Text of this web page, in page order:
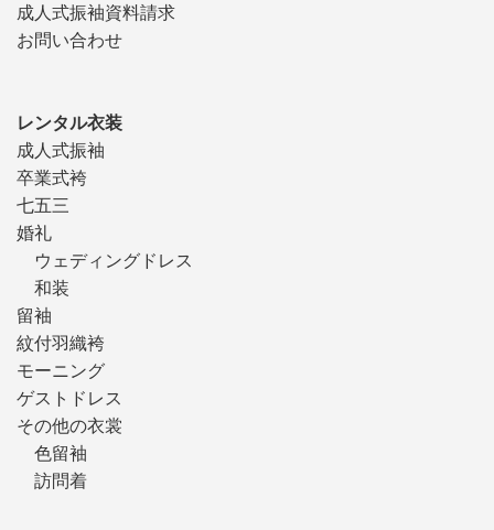
成人式振袖資料請求
お問い合わせ
レンタル衣装
成人式振袖
卒業式袴
七五三
婚礼
ウェディングドレス
和装
留袖
紋付羽織袴
モーニング
ゲストドレス
その他の衣裳
色留袖
訪問着